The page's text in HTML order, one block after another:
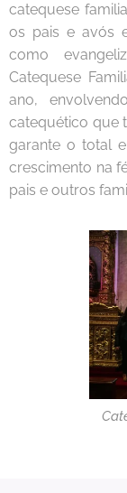
catequese
os pais e avós
como
Catequese
ano,
catequético que
garante o total
crescimento na
pais e outros